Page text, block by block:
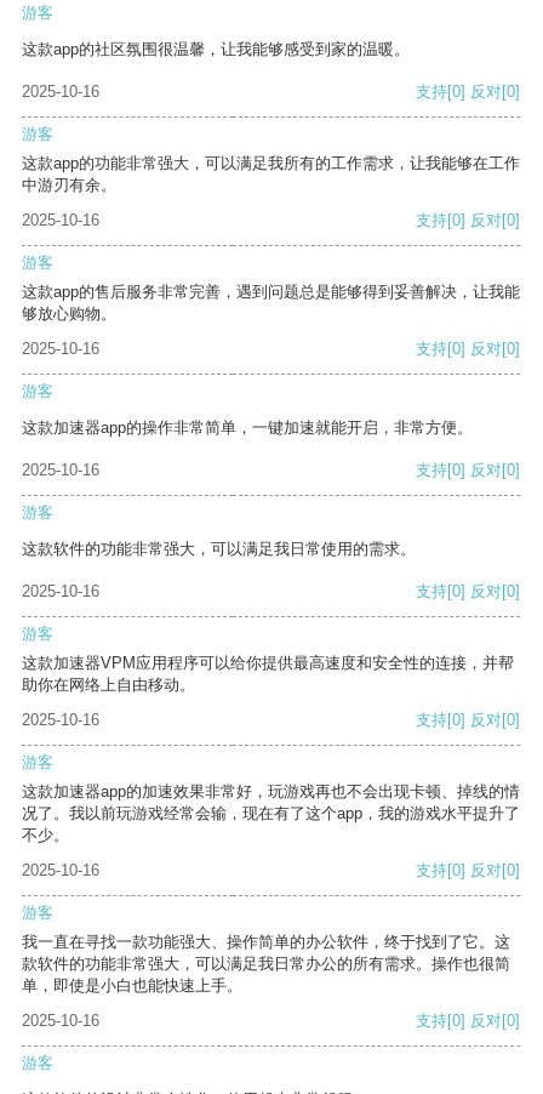
游客
这款app的社区氛围很温馨，让我能够感受到家的温暖。
2025-10-16 支持[0] 反对[0]
游客
这款app的功能非常强大，可以满足我所有的工作需求，让我能够在工作
中游刃有余。
2025-10-16
支持[0] 反对[0]
游客
这款app的售后服务非常完善，遇到问题总是能够得到妥善解决，让我能
够放心购物。
2025-10-16
支持[0] 反对[0]
游客
这款加速器app的操作非常简单，一键加速就能开启，非常方便。
2025-10-16 支持[0] 反对[0]
游客
这款软件的功能非常强大，可以满足我日常使用的需求。
2025-10-16 支持[0] 反对[0]
游客
这款加速器VPM应用程序可以给你提供最高速度和安全性的连接，并帮
助你在网络上自由移动。
2025-10-16
支持[0] 反对[0]
游客
这款加速器app的加速效果非常好，玩游戏再也不会出现卡顿、掉线的情
况了。我以前玩游戏经常会输，现在有了这个app，我的游戏水平提升了
不少。
2025-10-16
支持[0] 反对[0]
游客
我一直在寻找一款功能强大、操作简单的办公软件，终于找到了它。这
款软件的功能非常强大，可以满足我日常办公的所有需求。操作也很简
单，即使是小白也能快速上手。
2025-10-16
支持[0] 反对[0]
游客